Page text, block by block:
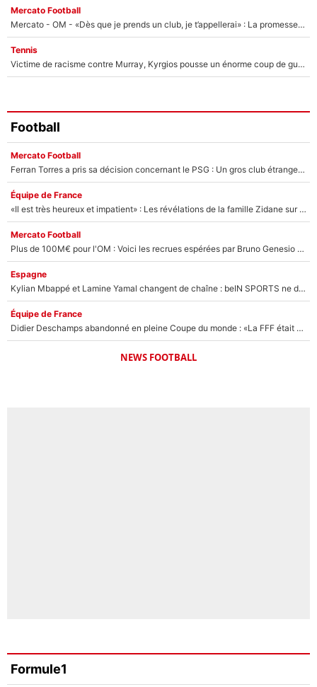
Mercato Football
Mercato - OM - «Dès que je prends un club, je t’appellerai» : La promesse de Marcelino au moment de claquer la porte
Tennis
Victime de racisme contre Murray, Kyrgios pousse un énorme coup de gueule !
Football
Mercato Football
Ferran Torres a pris sa décision concernant le PSG : Un gros club étranger prêt à relancer le feuilleton pour la signature du champion du monde 2026 !
Équipe de France
«Il est très heureux et impatient» : Les révélations de la famille Zidane sur sa prise de pouvoir en équipe de France !
Mercato Football
Plus de 100M€ pour l'OM : Voici les recrues espérées par Bruno Genesio et Grégory Lorenzi après l’opération dégraissage
Espagne
Kylian Mbappé et Lamine Yamal changent de chaîne : beIN SPORTS ne digère pas cette décision historique et prédit un fiasco pour la Liga
Équipe de France
Didier Deschamps abandonné en pleine Coupe du monde : «La FFF était déjà passée à Zinedine Zidane»
NEWS FOOTBALL
Formule1